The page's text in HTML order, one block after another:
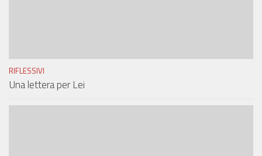
RIFLESSIVI
Una lettera per Lei